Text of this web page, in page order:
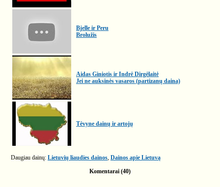
Bjelle ir Peru
Brolužis
Aidas Giniotis ir Indrė Dirgėlaitė
Jei ne auksinės vasaros (partizanų daina)
Tėvyne dainų ir artojų
Daugiau dainų: Lietuvių liaudies dainos, Dainos apie Lietuvą
Komentarai (40)